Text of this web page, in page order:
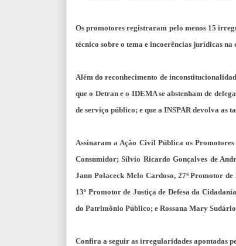
Os promotores registraram pelo menos 15
técnico sobre o tema e incoerências jurídicas na
Além do reconhecimento de
que o Detran e o IDEMA se abstenham de
de serviço público; e que a INSPAR devolva as
Assinaram a Ação Civil Pública os
Consumidor; Sílvio Ricardo Gonçalves de
Jann Polaceck Melo Cardoso, 27º Promotor
13º Promotor de Justiça de Defesa da
do Patrimônio Público; e Rossana Mary
Confira a seguir as irregularidades apontadas